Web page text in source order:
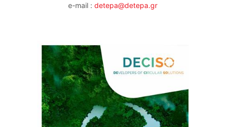
e-mail :detepa@detepa.gr